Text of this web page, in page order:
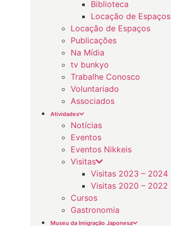
Biblioteca
Locação de Espaços
Locação de Espaços
Publicações
Na Mídia
tv bunkyo
Trabalhe Conosco
Voluntariado
Associados
Atividades
Notícias
Eventos
Eventos Nikkeis
Visitas
Visitas 2023 – 2024
Visitas 2020 – 2022
Cursos
Gastronomia
Museu da Imigração Japonesa